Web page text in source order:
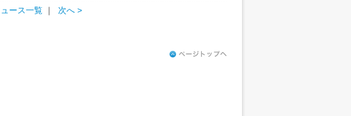
ース一覧 ｜ 次へ >